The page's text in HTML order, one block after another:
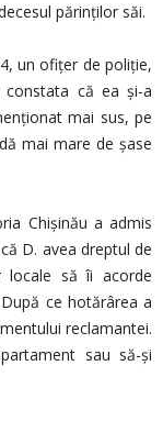
părinţilor săi.
un ofițer de poliție,
că ea și-a
mai sus, pe
mai mare de șase
Chişinău a admis
D. avea dreptul de
să îi acorde
ce hotărârea a
reclamantei.
sau să-și